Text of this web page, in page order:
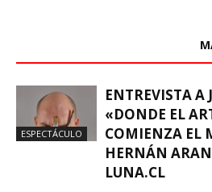
ESPECTÁCULO
ENTREVISTA A
«DONDE EL
COMIENZA EL
HERNÁN
LUNA.CL